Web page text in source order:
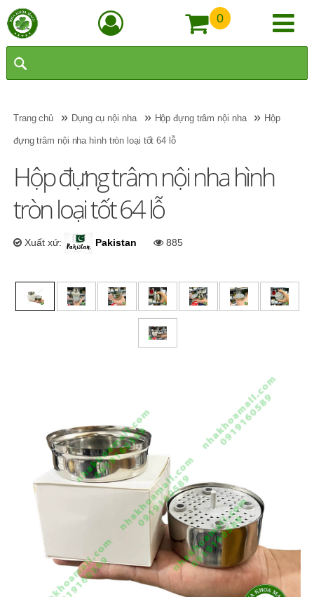
0
Trang chủ » Dụng cụ nội nha » Hộp đựng trâm nội nha » Hộp
đựng trâm nội nha hình tròn loại tốt 64 lỗ
Hộp đựng trâm nội nha hình
tròn loại tốt 64 lỗ
Xuất xứ: Pakistan 885